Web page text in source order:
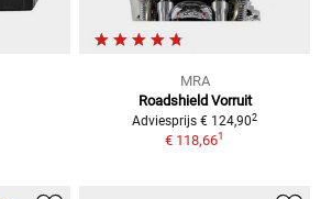
MRA
Roadshield Vorruit
Adviesprijs € 124,902
€ 118,661